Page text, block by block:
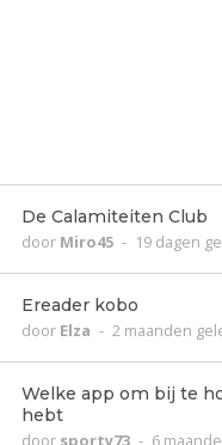
De Calamiteiten Club
door Miro45 - 19 dagen
Ereader kobo
door Elza - 2 maanden
Welke app om bij te
hebt
door sporty73 - 6